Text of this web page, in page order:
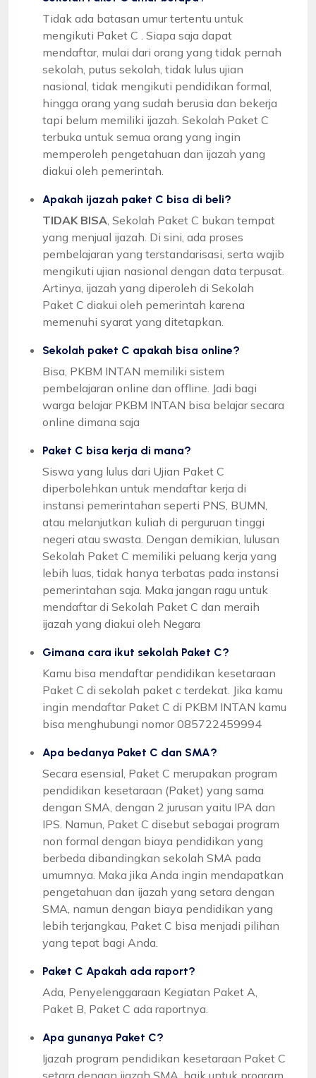
Tidak ada batasan umur tertentu untuk
mengikuti Paket C . Siapa saja dapat
mendaftar, mulai dari orang yang tidak pernah
sekolah, putus sekolah, tidak lulus ujian
nasional, tidak mengikuti pendidikan formal,
hingga orang yang sudah berusia dan bekerja
tapi belum memiliki ijazah. Sekolah Paket C
terbuka untuk semua orang yang ingin
memperoleh pengetahuan dan ijazah yang
diakui oleh pemerintah.
Apakah ijazah paket C bisa di beli?
TIDAK BISA , Sekolah Paket C bukan tempat
yang menjual ijazah. Di sini, ada proses
pembelajaran yang terstandarisasi, serta wajib
mengikuti ujian nasional dengan data terpusat.
Artinya, ijazah yang diperoleh di Sekolah
Paket C diakui oleh pemerintah karena
memenuhi syarat yang ditetapkan.
Sekolah paket C apakah bisa online?
Bisa, PKBM INTAN memiliki sistem
pembelajaran online dan offline. Jadi bagi
warga belajar PKBM INTAN bisa belajar secara
online dimana saja
Paket C bisa kerja di mana?
Siswa yang lulus dari Ujian Paket C
diperbolehkan untuk mendaftar kerja di
instansi pemerintahan seperti PNS, BUMN,
atau melanjutkan kuliah di perguruan tinggi
negeri atau swasta. Dengan demikian, lulusan
Sekolah Paket C memiliki peluang kerja yang
lebih luas, tidak hanya terbatas pada instansi
pemerintahan saja. Maka jangan ragu untuk
mendaftar di Sekolah Paket C dan meraih
ijazah yang diakui oleh Negara
Gimana cara ikut sekolah Paket C?
Kamu bisa mendaftar pendidikan kesetaraan
Paket C di sekolah paket c terdekat. Jika kamu
ingin mendaftar Paket C di PKBM INTAN kamu
bisa menghubungi nomor 085722459994
Apa bedanya Paket C dan SMA?
Secara esensial, Paket C merupakan program
pendidikan kesetaraan (Paket) yang sama
dengan SMA, dengan 2 jurusan yaitu IPA dan
IPS. Namun, Paket C disebut sebagai program
non formal dengan biaya pendidikan yang
berbeda dibandingkan sekolah SMA pada
umumnya. Maka jika Anda ingin mendapatkan
pengetahuan dan ijazah yang setara dengan
SMA, namun dengan biaya pendidikan yang
lebih terjangkau, Paket C bisa menjadi pilihan
yang tepat bagi Anda.
Paket C Apakah ada raport?
Ada, Penyelenggaraan Kegiatan Paket A,
Paket B, Paket C ada raportnya.
Apa gunanya Paket C?
Ijazah program pendidikan kesetaraan Paket C
setara dengan ijazah SMA, baik untuk program